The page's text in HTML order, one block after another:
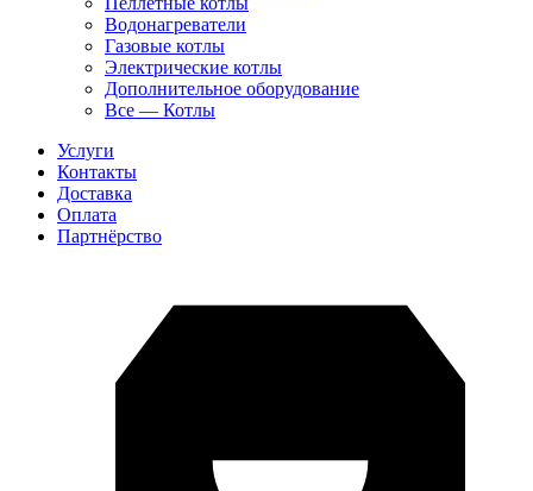
Водонагреватели
Газовые котлы
Электрические котлы
Дополнительное оборудование
Все — Котлы
Услуги
Контакты
Доставка
Оплата
Партнёрство